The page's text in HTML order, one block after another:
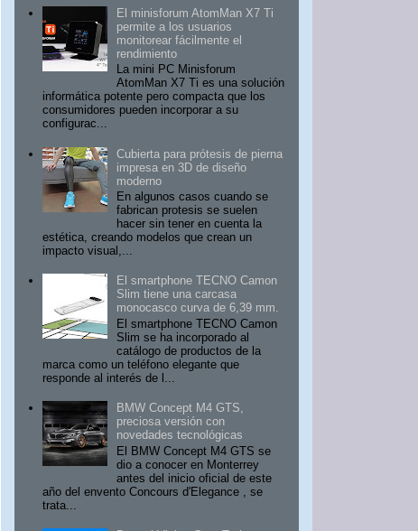
El minisforum AtomMan X7 Ti
permite a los usuarios
monitorear fácilmente el
rendimiento
La mini PC Minisforum
AtomMan X7 Ti es una solución
informática potente pero compacta que los
consumidores pueden incorporar a su
configurac...
Cubierta para prótesis de pierna
impresa en 3D de diseño
moderno
En algunos casos cuando se
fabrican protesis se suelen
hacer sin tener en cuenta la
estética, creando modelos que crean un
impacto visual,...
El smartphone TECNO Camon
Slim tiene una carcasa
monocasco curva de 6,39 mm.
El smartphone TECNO Camon
Slim se ha incorporado al
catálogo de productos de la
marca como un teléfono elegante que
responde al interés de l...
BMW Concept M4 GTS,
preciosa versión con
novedades tecnológicas
El BMW Concept M4 GTS se
dio a conocer en Monterrey
antes del inicio oficial de este
año del envento Concours d'Elegance , se
trata...